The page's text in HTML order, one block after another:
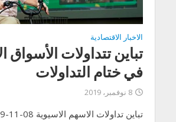
الاخبار الاقتصادية
تباين تتداولات الأسواق
في ختام التداولات
8 نوفمبر، 2019